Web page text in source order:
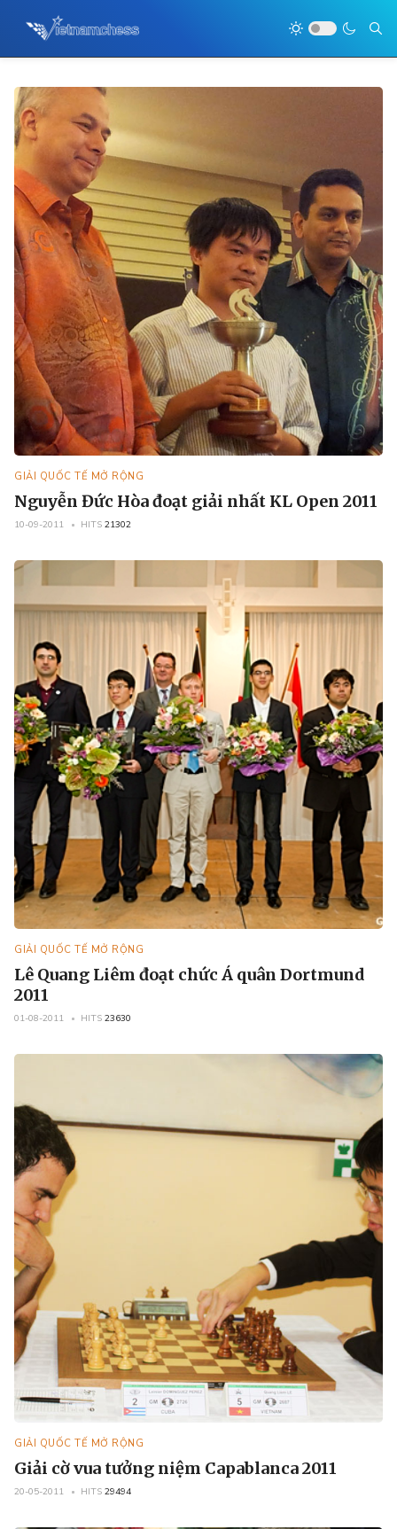
GIẢI QUỐC TẾ MỞ RỘNG
Nguyễn Đức Hòa đoạt giải nhất KL Open 2011
10-09-2011 HITS 21302
GIẢI QUỐC TẾ MỞ RỘNG
Lê Quang Liêm đoạt chức Á quân Dortmund
2011
01-08-2011 HITS 23630
GIẢI QUỐC TẾ MỞ RỘNG
Giải cờ vua tưởng niệm Capablanca 2011
20-05-2011 HITS 29494